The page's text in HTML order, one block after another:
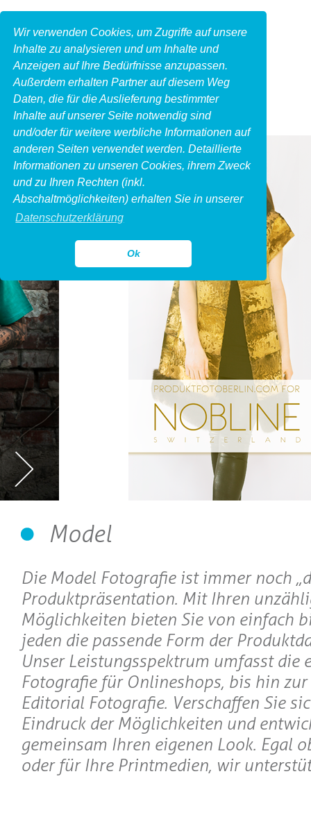
Wir verwenden Cookies, um Zugriffe auf unsere
Inhalte zu analysieren und um Inhalte und
Anzeigen auf Ihre Bedürfnisse anzupassen.
Außerdem erhalten Partner auf diesem Weg
Daten, die für die Auslieferung bestimmter
Inhalte auf unserer Seite notwendig sind
und/oder für weitere werbliche Informationen auf
anderen Seiten verwendet werden. Detaillierte
Informationen zu unseren Cookies, ihrem Zweck
und zu Ihren Rechten (inkl.
Abschaltmöglichkeiten) erhalten Sie in unserer
Datenschutzerklärung
Ok
Model
Die Model Fotografie ist immer noch
Produktpräsentation. Mit Ihren
Möglichkeiten bieten Sie von einfach
jeden die passende Form der
Unser Leistungsspektrum umfasst die
Fotografie für Onlineshops, bis hin
Editorial Fotografie. Verschaffen Sie
Eindruck der Möglichkeiten und
gemeinsam Ihren eigenen Look. Egal
oder für Ihre Printmedien, wir